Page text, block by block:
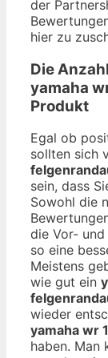
der
hier zu
Die
yamaha
Produkt
Egal ob
sollten sich
sein, dass
Sowohl die
die Vor-
so eine
Meistens
wie gut ein
wieder
yamaha wr
haben. Man